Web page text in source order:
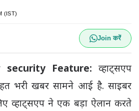
(IST)
Join करें
security Feature: व्हाट्सएप
भरी खबर सामने आई है. साइबर
व्हाट्सएप ने एक बड़ा ऐलान करते